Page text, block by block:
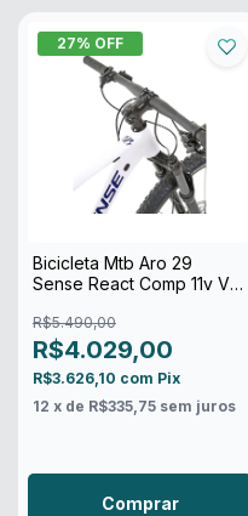
27% OFF
Bicicleta Mtb Aro 29
Sense React Comp 11v V2
R$5.490,00
R$4.029,00
R$3.626,10 com Pix
12 x de R$335,75 sem juros
Comprar